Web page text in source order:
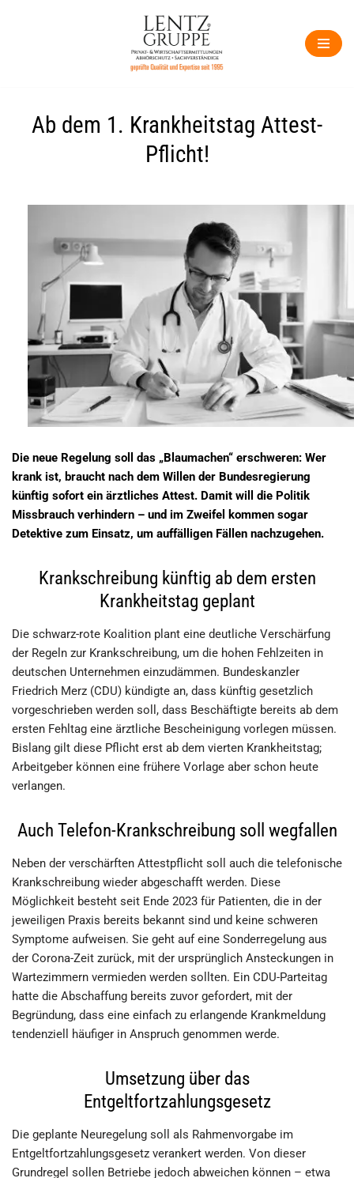
Ab dem 1. Krankheitstag Attest-
Pflicht!
Die neue Regelung soll das „Blaumachen“ erschweren: Wer
krank ist, braucht nach dem Willen der Bundesregierung
künftig sofort ein ärztliches Attest. Damit will die Politik
Missbrauch verhindern – und im Zweifel kommen sogar
Detektive zum Einsatz, um auffälligen Fällen nachzugehen.
Krankschreibung künftig ab dem ersten
Krankheitstag geplant
Die schwarz-rote Koalition plant eine deutliche Verschärfung
der Regeln zur Krankschreibung, um die hohen Fehlzeiten in
deutschen Unternehmen einzudämmen. Bundeskanzler
Friedrich Merz (CDU) kündigte an, dass künftig gesetzlich
vorgeschrieben werden soll, dass Beschäftigte bereits ab dem
ersten Fehltag eine ärztliche Bescheinigung vorlegen müssen.
Bislang gilt diese Pflicht erst ab dem vierten Krankheitstag;
Arbeitgeber können eine frühere Vorlage aber schon heute
verlangen.
Auch Telefon-Krankschreibung soll wegfallen
Neben der verschärften Attestpflicht soll auch die telefonische
Krankschreibung wieder abgeschafft werden. Diese
Möglichkeit besteht seit Ende 2023 für Patienten, die in der
jeweiligen Praxis bereits bekannt sind und keine schweren
Symptome aufweisen. Sie geht auf eine Sonderregelung aus
der Corona-Zeit zurück, mit der ursprünglich Ansteckungen in
Wartezimmern vermieden werden sollten. Ein CDU-Parteitag
hatte die Abschaffung bereits zuvor gefordert, mit der
Begründung, dass eine einfach zu erlangende Krankmeldung
tendenziell häufiger in Anspruch genommen werde.
Umsetzung über das
Entgeltfortzahlungsgesetz
Die geplante Neuregelung soll als Rahmenvorgabe im
Entgeltfortzahlungsgesetz verankert werden. Von dieser
Grundregel sollen Betriebe jedoch abweichen können – etwa